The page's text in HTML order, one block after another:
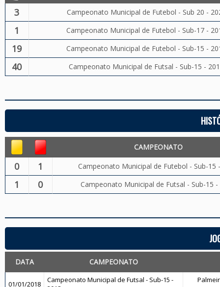
3 Campeonato Municipal de Futebol - Sub 20 -
1 Campeonato Municipal de Futebol - Sub-17 -
19 Campeonato Municipal de Futebol - Sub-15 -
40 Campeonato Municipal de Futsal - Sub-15 -
CAMPEONATO
0 1 Campeonato Municipal de Futebol - Sub-15
1 0 Campeonato Municipal de Futsal - Sub-15 -
DATA CAMPEONATO
01/01/2018
Campeonato Municipal de Futsal - Sub-15 -